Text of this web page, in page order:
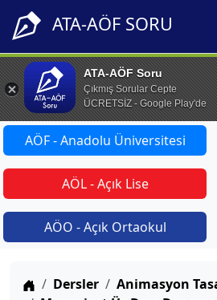
ATA-AÖF SORU
ATA-AÖF Soru
Çıkmış Sorular Cepte
ÜCRETSİZ - Google Play'de
AÖF - Anadolu Üniversitesi
AÖL - Açık Lise
AÖO - Açık Ortaokul
Anasayfa
Dersler
Animasyon